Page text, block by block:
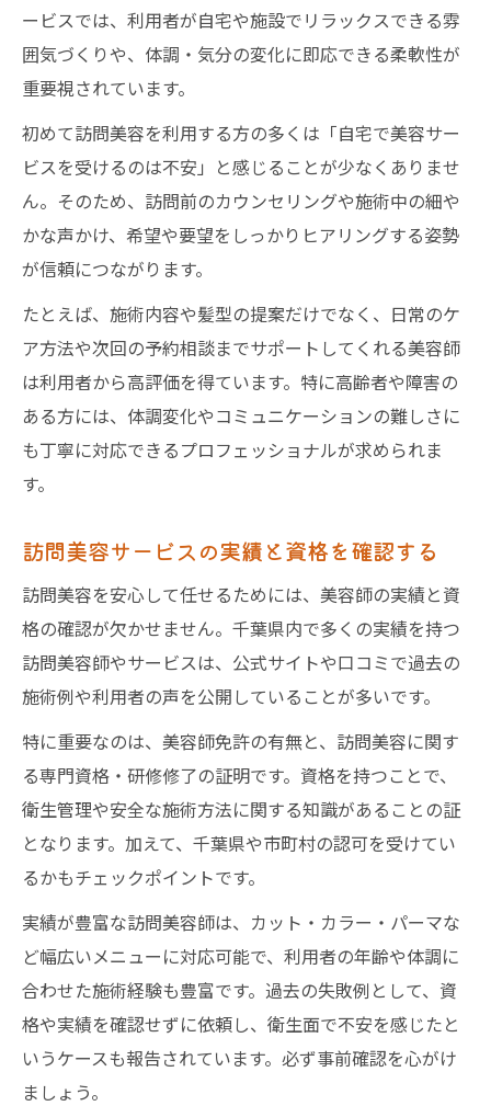
ービスでは、利用者が自宅や施設でリラックスできる雰
囲気づくりや、体調・気分の変化に即応できる柔軟性が
重要視されています。
初めて訪問美容を利用する方の多くは「自宅で美容サー
ビスを受けるのは不安」と感じることが少なくありませ
ん。そのため、訪問前のカウンセリングや施術中の細や
かな声かけ、希望や要望をしっかりヒアリングする姿勢
が信頼につながります。
たとえば、施術内容や髪型の提案だけでなく、日常のケ
ア方法や次回の予約相談までサポートしてくれる美容師
は利用者から高評価を得ています。特に高齢者や障害の
ある方には、体調変化やコミュニケーションの難しさに
も丁寧に対応できるプロフェッショナルが求められま
す。
訪問美容サービスの実績と資格を確認する
訪問美容を安心して任せるためには、美容師の実績と資
格の確認が欠かせません。千葉県内で多くの実績を持つ
訪問美容師やサービスは、公式サイトや口コミで過去の
施術例や利用者の声を公開していることが多いです。
特に重要なのは、美容師免許の有無と、訪問美容に関す
る専門資格・研修修了の証明です。資格を持つことで、
衛生管理や安全な施術方法に関する知識があることの証
となります。加えて、千葉県や市町村の認可を受けてい
るかもチェックポイントです。
実績が豊富な訪問美容師は、カット・カラー・パーマな
ど幅広いメニューに対応可能で、利用者の年齢や体調に
合わせた施術経験も豊富です。過去の失敗例として、資
格や実績を確認せずに依頼し、衛生面で不安を感じたと
いうケースも報告されています。必ず事前確認を心がけ
ましょう。